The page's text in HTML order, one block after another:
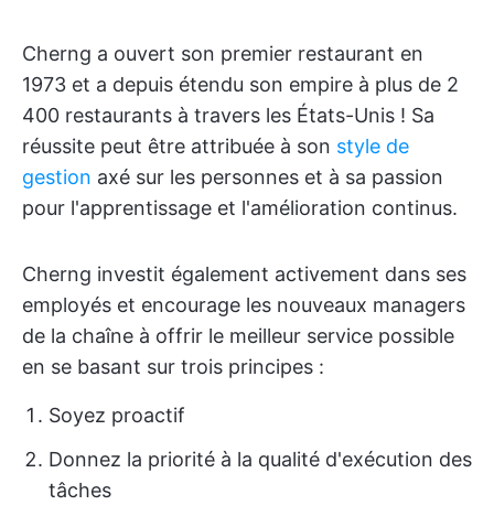
Cherng a ouvert son premier restaurant en
1973 et a depuis étendu son empire à plus de 2
400 restaurants à travers les États-Unis ! Sa
réussite peut être attribuée à son style de
gestion axé sur les personnes et à sa passion
pour l'apprentissage et l'amélioration continus.
Cherng investit également activement dans ses
employés et encourage les nouveaux managers
de la chaîne à offrir le meilleur service possible
en se basant sur trois principes :
Soyez proactif
Donnez la priorité à la qualité d'exécution des
tâches